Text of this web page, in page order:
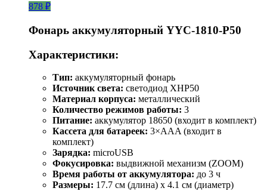
878 ₽
Фонарь аккумуляторный YYC-1810-P50
Характеристики:
Тип: аккумуляторный фонарь
Источник света: светодиод XHP50
Материал корпуса: металлический
Количество режимов работы: 3
Питание: аккумулятор 18650 (входит в комплект)
Кассета для батареек: 3×AAA (входит в
комплект)
Зарядка: microUSB
Фокусировка: выдвижной механизм (ZOOM)
Время работы от аккумулятора: до 3 ч
Размеры: 17.7 см (длина) х 4.1 см (диаметр)